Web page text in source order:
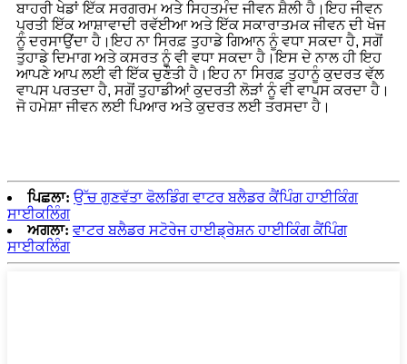
ਬਾਹਰੀ ਖੇਡਾਂ ਇੱਕ ਸਰਗਰਮ ਅਤੇ ਸਿਹਤਮੰਦ ਜੀਵਨ ਸ਼ੈਲੀ ਹੈ।ਇਹ ਜੀਵਨ
ਪ੍ਰਤੀ ਇੱਕ ਆਸ਼ਾਵਾਦੀ ਰਵੱਈਆ ਅਤੇ ਇੱਕ ਸਕਾਰਾਤਮਕ ਜੀਵਨ ਦੀ ਖੋਜ
ਨੂੰ ਦਰਸਾਉਂਦਾ ਹੈ।ਇਹ ਨਾ ਸਿਰਫ਼ ਤੁਹਾਡੇ ਗਿਆਨ ਨੂੰ ਵਧਾ ਸਕਦਾ ਹੈ, ਸਗੋਂ
ਤੁਹਾਡੇ ਦਿਮਾਗ ਅਤੇ ਕਸਰਤ ਨੂੰ ਵੀ ਵਧਾ ਸਕਦਾ ਹੈ।ਇਸ ਦੇ ਨਾਲ ਹੀ ਇਹ
ਆਪਣੇ ਆਪ ਲਈ ਵੀ ਇੱਕ ਚੁਣੌਤੀ ਹੈ।ਇਹ ਨਾ ਸਿਰਫ਼ ਤੁਹਾਨੂੰ ਕੁਦਰਤ ਵੱਲ
ਵਾਪਸ ਪਰਤਦਾ ਹੈ, ਸਗੋਂ ਤੁਹਾਡੀਆਂ ਕੁਦਰਤੀ ਲੋੜਾਂ ਨੂੰ ਵੀ ਵਾਪਸ ਕਰਦਾ ਹੈ।
ਜੋ ਹਮੇਸ਼ਾ ਜੀਵਨ ਲਈ ਪਿਆਰ ਅਤੇ ਕੁਦਰਤ ਲਈ ਤਰਸਦਾ ਹੈ।
ਪਿਛਲਾ: ਉੱਚ ਗੁਣਵੱਤਾ ਫੋਲਡਿੰਗ ਵਾਟਰ ਬਲੈਡਰ ਕੈਂਪਿੰਗ ਹਾਈਕਿੰਗ
ਸਾਈਕਲਿੰਗ
ਅਗਲਾ: ਵਾਟਰ ਬਲੈਡਰ ਸਟੋਰੇਜ ਹਾਈਡ੍ਰੇਸ਼ਨ ਹਾਈਕਿੰਗ ਕੈਂਪਿੰਗ
ਸਾਈਕਲਿੰਗ